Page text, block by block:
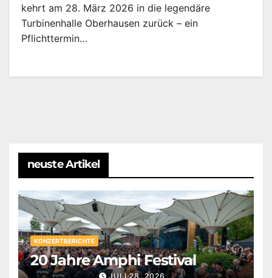
kehrt am 28. März 2026 in die legendäre
Turbinenhalle Oberhausen zurück – ein
Pflichttermin…
neuste Artikel
KONZERTBERICHTE
20 Jahre Amphi Festival
JULI 28, 2026